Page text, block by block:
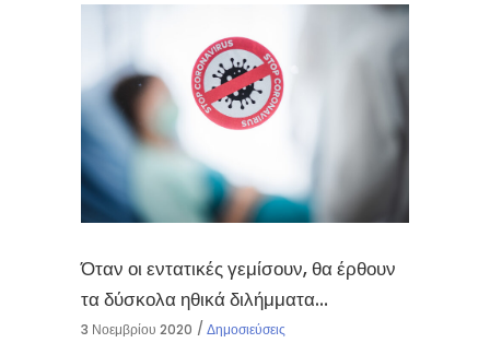
Όταν οι εντατικές γεμίσουν, θα έρθουν
τα δύσκολα ηθικά διλήμματα…
3 Νοεμβρίου 2020 Δημοσιεύσεις